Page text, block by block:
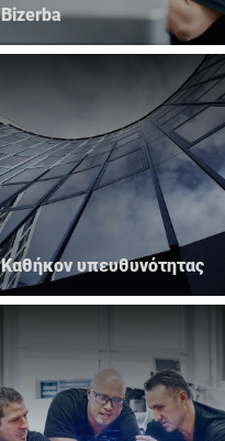
Bizerba
Καθήκον υπευθυνότητας